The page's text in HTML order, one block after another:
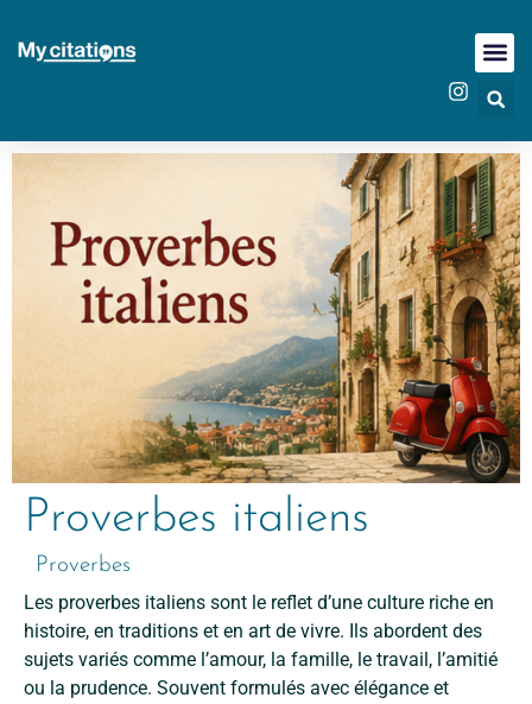
Proverbes italiens
Proverbes
Les proverbes italiens sont le reflet d’une culture riche en
histoire, en traditions et en art de vivre. Ils abordent des
sujets variés comme l’amour, la famille, le travail, l’amitié
ou la prudence. Souvent formulés avec élégance et